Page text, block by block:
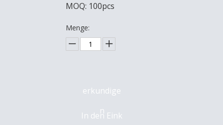
MOQ: 100pcs
Menge:
erkundige
n
In den Eink